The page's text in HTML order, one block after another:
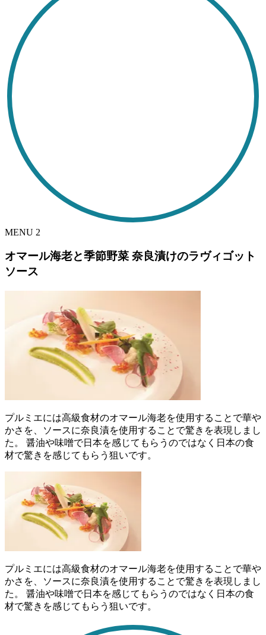
MENU 2
オマール海老と季節野菜 奈良漬けのラヴィゴット
ソース
プルミエには高級食材のオマール海老を使用することで華や
かさを、ソースに奈良漬を使用することで驚きを表現しまし
た。 醤油や味噌で日本を感じてもらうのではなく日本の食
材で驚きを感じてもらう狙いです。
プルミエには高級食材のオマール海老を使用することで華や
かさを、ソースに奈良漬を使用することで驚きを表現しまし
た。 醤油や味噌で日本を感じてもらうのではなく日本の食
材で驚きを感じてもらう狙いです。